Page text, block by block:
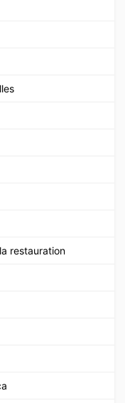
restauration